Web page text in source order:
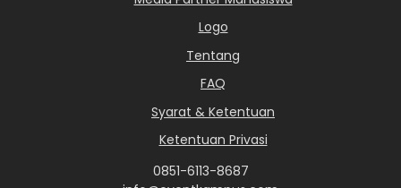
Logo
Tentang
FAQ
Syarat & Ketentuan
Ketentuan Privasi
0851-6113-8687